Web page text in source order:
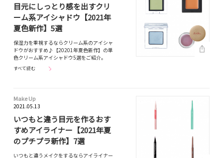
目元にしっとり感を出すクリ
ーム系アイシャドウ【2021年
夏色新作】5選
保湿力を重視するならクリーム系のアイシャ
ドウがおすすめ♪【20201年夏色新作】の単
色クリーム系アイシャドウ5選をご紹介。
すべて読む
Make Up
2021.05.13
いつもと違う目元を作るおす
すめアイライナー【2021年夏
のプチプラ新作】7選
いつもと違うメイクをするならアイライナー